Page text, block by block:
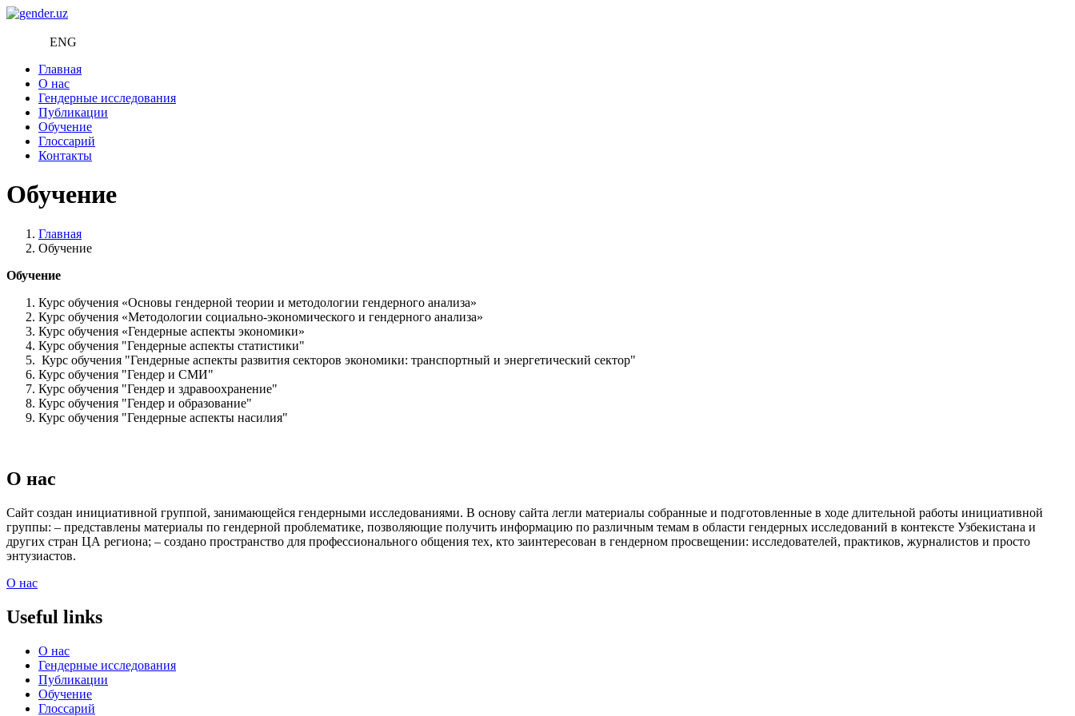
ENG
Главная
О нас
Гендерные исследования
Публикации
Обучение
Глоссарий
Контакты
Обучение
Главная
Обучение
Обучение
Курс обучения «Основы гендерной теории и методологии гендерного анализа»
Курс обучения «Методологии социально-экономического и гендерного анализа»
Курс обучения «Гендерные аспекты экономики»
Курс обучения "Гендерные аспекты статистики"
Курс обучения "Гендерные аспекты развития секторов экономики: транспортный и энергетический сектор"
Курс обучения "Гендер и СМИ"
Курс обучения "Гендер и здравоохранение"
Курс обучения "Гендер и образование"
Курс обучения "Гендерные аспекты насилия"
О нас
Сайт создан инициативной группой, занимающейся гендерными исследованиями. В основу сайта легли материалы собранные и подготовленные в ходе длительной работы инициативной
группы: – представлены материалы по гендерной проблематике, позволяющие получить информацию по различным темам в области гендерных исследований в контексте Узбекистана и
других стран ЦА региона; – создано пространство для профессионального общения тех, кто заинтересован в гендерном просвещении: исследователей, практиков, журналистов и просто
энтузиастов.
О нас
Useful links
О нас
Гендерные исследования
Публикации
Обучение
Глоссарий